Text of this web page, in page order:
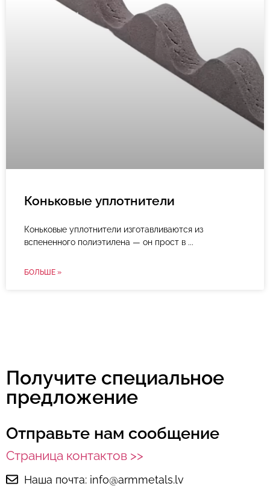
Коньковые уплотнители
Коньковые уплотнители изготавливаются из
вспененного полиэтилена — он прост в
БОЛЬШЕ »
Получите специальное
предложение
Отправьте нам сообщение
Страница контактов >>
Наша почта: info@armmetals.lv